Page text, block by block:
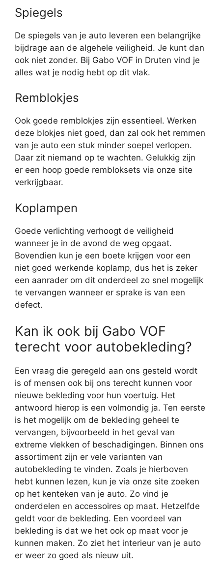
Spiegels
De spiegels van je auto leveren een belangrijke
bijdrage aan de algehele veiligheid. Je kunt dan
ook niet zonder. Bij Gabo VOF in Druten vind je
alles wat je nodig hebt op dit vlak.
Remblokjes
Ook goede remblokjes zijn essentieel. Werken
deze blokjes niet goed, dan zal ook het remmen
van je auto een stuk minder soepel verlopen.
Daar zit niemand op te wachten. Gelukkig zijn
er een hoop goede rembloksets via onze site
verkrijgbaar.
Koplampen
Goede verlichting verhoogt de veiligheid
wanneer je in de avond de weg opgaat.
Bovendien kun je een boete krijgen voor een
niet goed werkende koplamp, dus het is zeker
een aanrader om dit onderdeel zo snel mogelijk
te vervangen wanneer er sprake is van een
defect.
Kan ik ook bij Gabo VOF
terecht voor autobekleding?
Een vraag die geregeld aan ons gesteld wordt
is of mensen ook bij ons terecht kunnen voor
nieuwe bekleding voor hun voertuig. Het
antwoord hierop is een volmondig ja. Ten eerste
is het mogelijk om de bekleding geheel te
vervangen, bijvoorbeeld in het geval van
extreme vlekken of beschadigingen. Binnen ons
assortiment zijn er vele varianten van
autobekleding te vinden. Zoals je hierboven
hebt kunnen lezen, kun je via onze site zoeken
op het kenteken van je auto. Zo vind je
onderdelen en accessoires op maat. Hetzelfde
geldt voor de bekleding. Een voordeel van
bekleding is dat we het ook op maat voor je
kunnen maken. Zo ziet het interieur van je auto
er weer zo goed als nieuw uit.